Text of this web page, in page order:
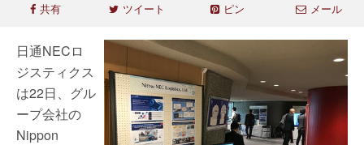
共有 ツイート ピン メール
日通NECロ
ジスティクス
は22日、グル
ープ会社の
Nippon